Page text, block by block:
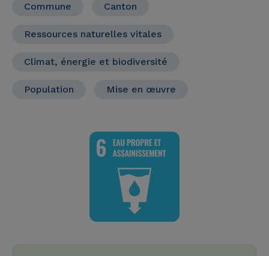
Commune Canton
Ressources naturelles vitales
Climat, énergie et biodiversité
Population Mise en œuvre